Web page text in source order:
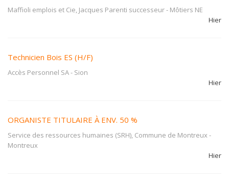
Maffioli emplois et Cie, Jacques Parenti successeur- Môtiers NE
Hier
Technicien Bois ES (H/F)
Accès Personnel SA- Sion
Hier
ORGANISTE TITULAIRE À ENV. 50 %
Service des ressources humaines (SRH), Commune de Montreux -
Montreux
Hier